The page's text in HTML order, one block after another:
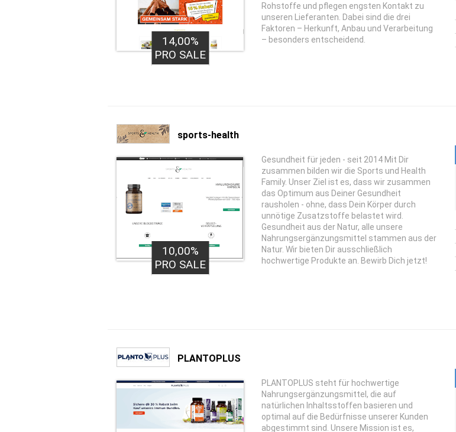
14,00%
PRO SALE
Rohstoffe und pflegen engsten Kontakt zu
unseren Lieferanten. Dabei sind die drei
Faktoren – Herkunft, Anbau und Verarbeitung
– besonders entscheidend.
sports-health
10,00%
PRO SALE
Gesundheit für jeden - seit 2014 Mit Dir
zusammen bilden wir die Sports und Health
Family. Unser Ziel ist es, dass wir zusammen
das Optimum aus Deiner Gesundheit
rausholen - ohne, dass Dein Körper durch
unnötige Zusatzstoffe belastet wird.
Gesundheit aus der Natur, alle unsere
Nahrungsergänzungsmittel stammen aus der
Natur. Wir bieten Dir ausschließlich
hochwertige Produkte an. Bewirb Dich jetzt!
PLANTOPLUS
PLANTOPLUS steht für hochwertige
Nahrungsergänzungsmittel, die auf
natürlichen Inhaltsstoffen basieren und
optimal auf die Bedürfnisse unserer Kunden
abgestimmt sind. Unsere Mission ist es,